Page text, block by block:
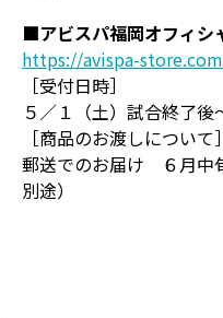
■アビスパ福岡オフィシ
https://avispa-
［受付日時］
５／１（土）試合終了
［商品のお渡しについて］
郵送でのお届け ６月
別途）